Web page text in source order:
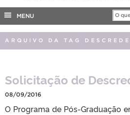
EDITAIS
MENU
ARQUIVO DA TAG
Solicitação de
08/09/2016
O Programa de Pós-Graduação